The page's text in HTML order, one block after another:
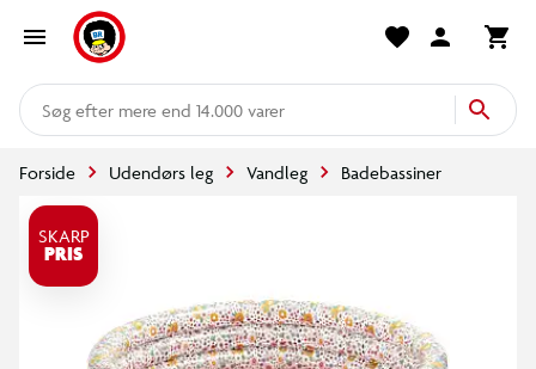
mere end 14.000 varer
Forside Udendørs leg Vandleg Badebassiner
SKARP
PRIS